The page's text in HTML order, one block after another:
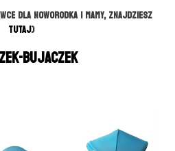
dla noworodka i mamy, znajdziesz
TUTAJ)
bujaczek